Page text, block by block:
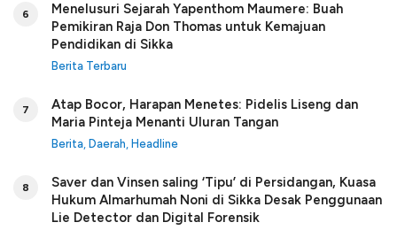
6
Menelusuri Sejarah Yapenthom Maumere: Buah
Pemikiran Raja Don Thomas untuk Kemajuan
Pendidikan di Sikka
Berita Terbaru
7
Atap Bocor, Harapan Menetes: Pidelis Liseng dan
Maria Pinteja Menanti Uluran Tangan
Berita, Daerah, Headline
8
Saver dan Vinsen saling ‘Tipu’ di Persidangan, Kuasa
Hukum Almarhumah Noni di Sikka Desak Penggunaan
Lie Detector dan Digital Forensik